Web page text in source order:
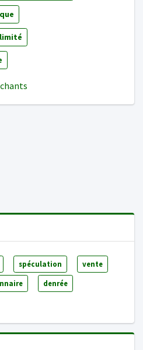
spéculation vente
denrée